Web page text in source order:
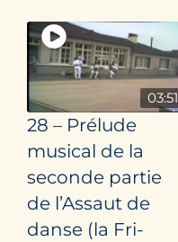
03:51
28 – Prélude
musical de la
seconde partie
de l’Assaut de
danse (la Fri­